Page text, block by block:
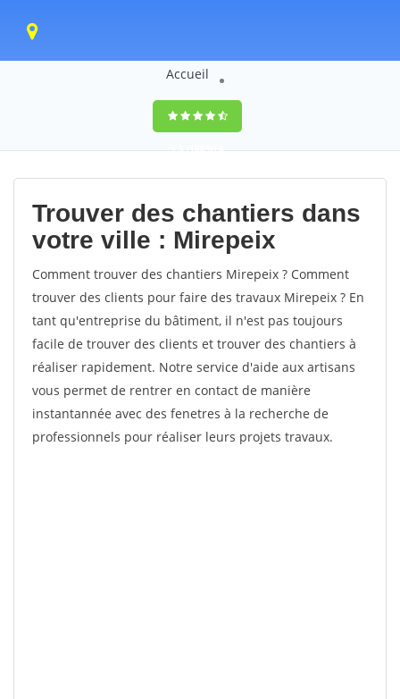
Accueil
9,5(100%)0
votes
Trouver des chantiers dans
votre ville : Mirepeix
Comment trouver des chantiers Mirepeix ? Comment
trouver des clients pour faire des travaux Mirepeix ? En
tant qu'entreprise du bâtiment, il n'est pas toujours
facile de trouver des clients et trouver des chantiers à
réaliser rapidement. Notre service d'aide aux artisans
vous permet de rentrer en contact de manière
instantannée avec des fenetres à la recherche de
professionnels pour réaliser leurs projets travaux.